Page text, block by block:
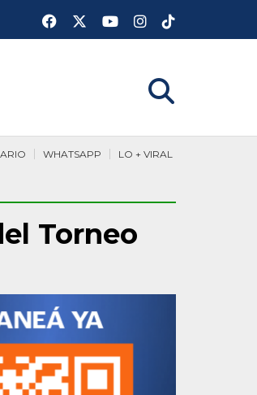
LO + VIRAL
WHATSAPP
Torneo